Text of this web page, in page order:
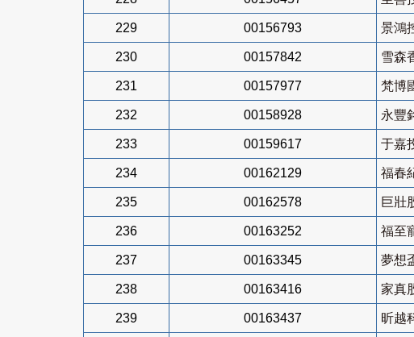
229 00156793 景鴻
230 00157842 雪森
231 00157977 梵博
232 00158928 永豐
233 00159617 于嘉
234 00162129 福春
235 00162578 巨壯
236 00163252 福至
237 00163345 夢想
238 00163416 家真
239 00163437 昕越